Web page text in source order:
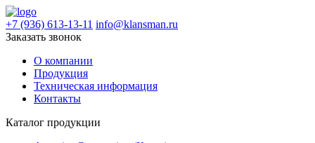
+7 (936) 613-13-11 info@klansman.ru
Заказать звонок
О компании
Продукция
Техническая информация
Контакты
Каталог продукции